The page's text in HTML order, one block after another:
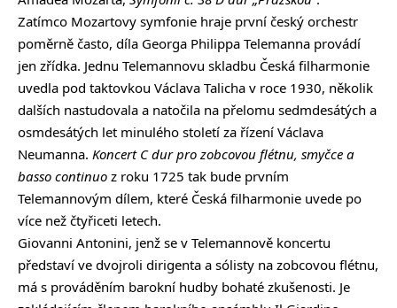
Zatímco Mozartovy symfonie hraje první český orchestr
poměrně často, díla Georga Philippa Telemanna provádí
jen zřídka. Jednu Telemannovu skladbu Česká filharmonie
uvedla pod taktovkou Václava Talicha v roce 1930, několik
dalších nastudovala a natočila na přelomu sedmdesátých a
osmdesátých let minulého století za řízení Václava
Neumanna. Koncert C dur pro zobcovou flétnu, smyčce a
basso continuo z roku 1725 tak bude prvním
Telemannovým dílem, které Česká filharmonie uvede po
více než čtyřiceti letech.
Giovanni Antonini, jenž se v Telemannově koncertu
představí ve dvojroli dirigenta a sólisty na zobcovou flétnu,
má s prováděním barokní hudby bohaté zkušenosti. Je